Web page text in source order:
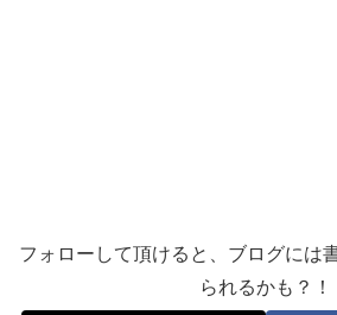
フォローして頂けると、ブログには
られるかも？！